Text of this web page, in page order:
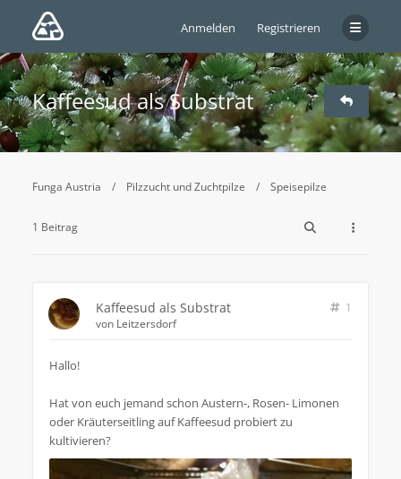
Anmelden Registrieren
Kaffeesud als Substrat
Funga Austria Pilzzucht und Zuchtpilze Speisepilze
1 Beitrag
Kaffeesud als Substrat
1
von Leitzersdorf
Hallo!
Hat von euch jemand schon Austern-, Rosen- Limonen
oder Kräuterseitling auf Kaffeesud probiert zu
kultivieren?